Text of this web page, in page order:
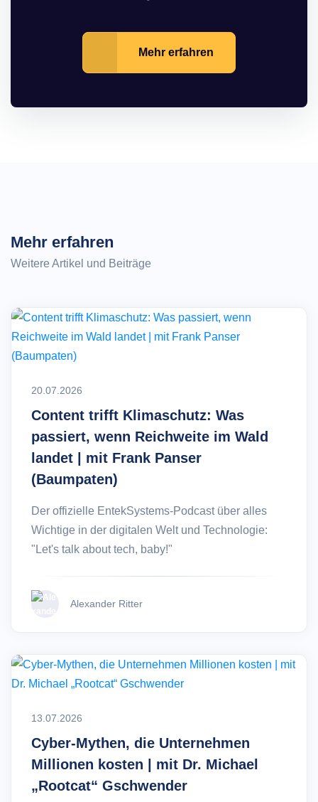
Mehr erfahren
Mehr erfahren
Weitere Artikel und Beiträge
20.07.2026
Content trifft Klimaschutz: Was
passiert, wenn Reichweite im Wald
landet | mit Frank Panser
(Baumpaten)
Der offizielle EntekSystems-Podcast über alles
Wichtige in der digitalen Welt und Technologie:
"Let's talk about tech, baby!"
Alexander Ritter
13.07.2026
Cyber-Mythen, die Unternehmen
Millionen kosten | mit Dr. Michael
„Rootcat“ Gschwender